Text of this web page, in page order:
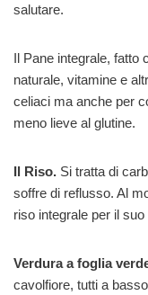
salutare.
Il Pane integrale, fatto
naturale, vitamine e
celiaci ma anche per
meno lieve al glutine.
Il Riso. Si tratta di
soffre di reflusso. Al
riso integrale per il
Verdura a foglia
cavolfiore, tutti a